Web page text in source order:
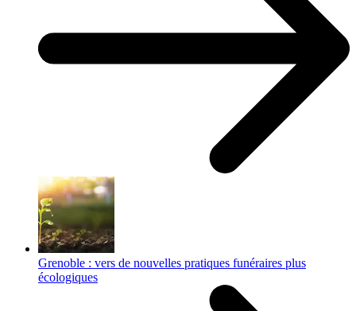
Grenoble : vers de nouvelles pratiques funéraires plus
écologiques